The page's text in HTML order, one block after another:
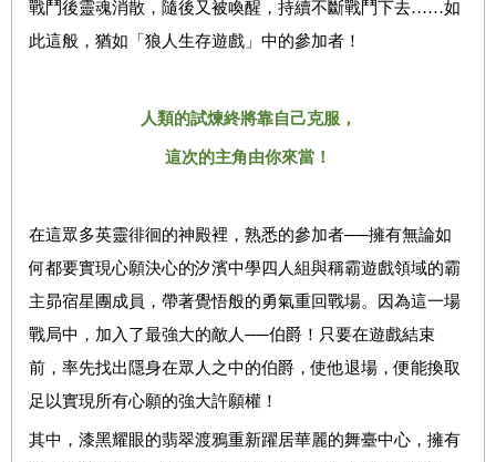
戰鬥後靈魂消散，隨後又被喚醒，持續不斷戰鬥下去……如
此這般，猶如「狼人生存遊戲」中的參加者！
人類的試煉終將靠自己克服，
這次的主角由你來當！
在這眾多英靈徘徊的神殿裡，熟悉的參加者──擁有無論如
何都要實現心願決心的汐濱中學四人組與稱霸遊戲領域的霸
主昴宿星團成員，帶著覺悟般的勇氣重回戰場。因為這一場
戰局中，加入了最強大的敵人──伯爵！只要在遊戲結束
前，率先找出隱身在眾人之中的伯爵，使他退場，便能換取
足以實現所有心願的強大許願權！
其中，漆黑耀眼的翡翠渡鴉重新躍居華麗的舞臺中心，擁有